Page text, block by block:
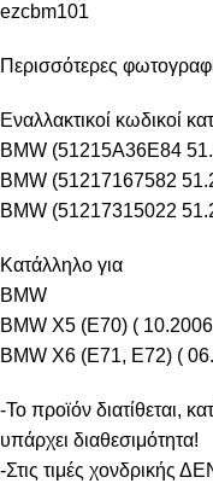
ezcbm101
Περισσότερες
Εναλλακτικοί κωδικοί
BMW (51215A36E84
BMW (51217167582
BMW (51217315022
Κατάλληλο για
BMW
BMW X5 (E70) (
BMW X6 (E71, E72) (
-Το προϊόν διατίθεται,
υπάρχει διαθεσιμότητα!
-Στις τιμές χονδρικής